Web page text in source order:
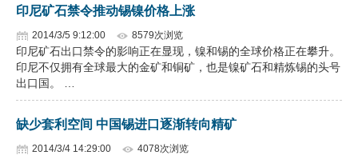
印尼矿石禁令推动锡镍价格上涨
2014/3/5 9:12:00 8579次浏览
印尼矿石出口禁令的影响正在显现，镍和锡的全球价格正在攀升。
印尼不仅拥有全球最大的金矿和铜矿，也是镍矿石和精炼锡的头号
出口国。 …
缺少套利空间 中国锡进口逐渐转向精矿
2014/3/4 14:29:00 4078次浏览